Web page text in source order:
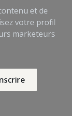
et de
votre profil
marketeurs